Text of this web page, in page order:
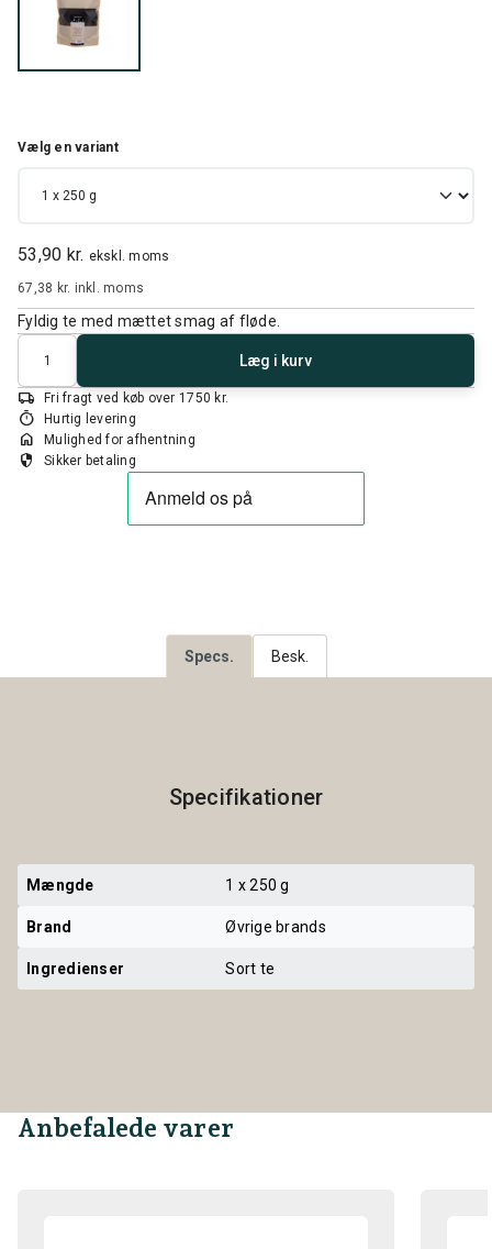
53,90 kr. ekskl. moms
67,38 kr. inkl. moms
Vælg en variant
Fyldig te med mættet smag af fløde.
Antal
Læg i kurv
local_shipping Fri fragt ved køb over 1750 kr.
timer Hurtig levering
home Mulighed for afhentning
security Sikker betaling
Specs. Besk.
Specifikationer
Mængde 1 x 250 g
Brand Øvrige brands
Ingredienser Sort te
Anbefalede varer